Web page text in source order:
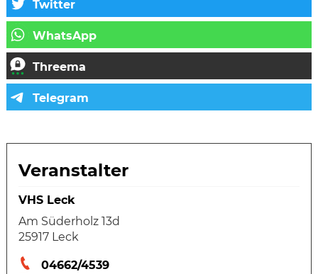
Veranstalter
VHS Leck
Am Süderholz 13d
25917 Leck
04662/4539